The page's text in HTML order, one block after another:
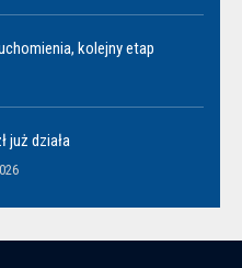
kolejny etap
już działa